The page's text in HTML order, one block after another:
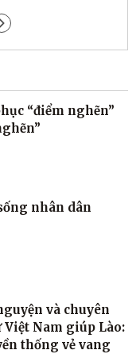
“điểm nghẽn”
nhân dân
và chuyên
Việt Nam giúp Lào:
thống vẻ vang